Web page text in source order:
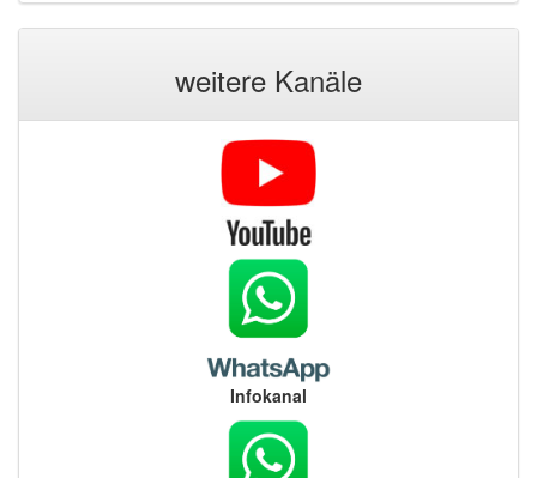
weitere Kanäle
Infokanal